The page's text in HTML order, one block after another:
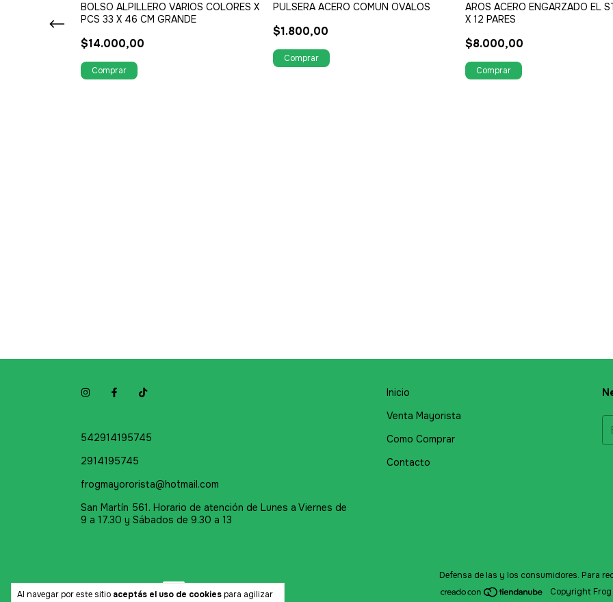
Al navegar por este sitio aceptás el uso de cookiespara agilizar
BOLSO ALPILLERO VARIOS COLORES X
PCS 33 X 46 CM GRANDE
$14.000,00
PULSERA ACERO COMUN OVALOS
$1.800,00
AROS ACERO ENGARZADO EL
X 12 PARES
$8.000,00
542914195745
2914195745
frogmayororista@hotmail.com
San Martín 561. Horario de atención de Lunes a Viernes de
9 a 17.30 y Sábados de 9.30 a 13
Inicio
Venta Mayorista
Como Comprar
Contacto
Medios de pago
Defensa de las y los consumidores. Para
Copyright